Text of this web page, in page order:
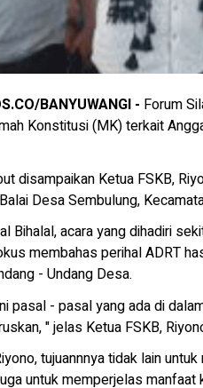
BANYUWANGI - Forum
Konstitusi (MK) terkait
disampaikan Ketua FSKB,
Desa Sembulung,
Bihalal, acara yang dihadiri
membahas perihal ADRT
- Undang Desa.
pasal - pasal yang ada di
" jelas Ketua FSKB,
tujuannnya tidak lain
untuk memperjelas